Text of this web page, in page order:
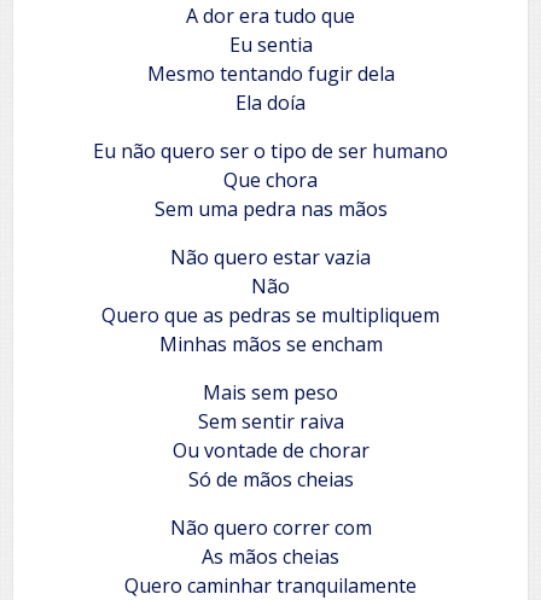
A dor era tudo que
Eu sentia
Mesmo tentando fugir dela
Ela doía
Eu não quero ser o tipo de ser humano
Que chora
Sem uma pedra nas mãos
Não quero estar vazia
Não
Quero que as pedras se multipliquem
Minhas mãos se encham
Mais sem peso
Sem sentir raiva
Ou vontade de chorar
Só de mãos cheias
Não quero correr com
As mãos cheias
Quero caminhar tranquilamente